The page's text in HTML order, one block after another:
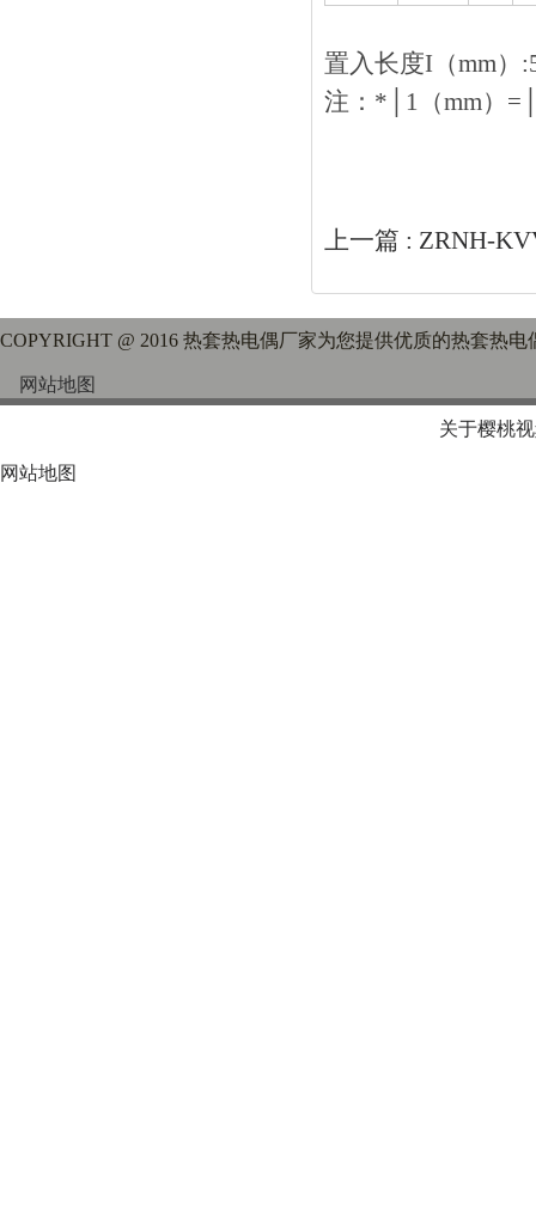
置入长度I（mm）
注：*│1（mm）
上一篇 : ZRNH-
COPYRIGHT @ 2016 热套热电偶厂家为您提供优质的热套热电偶
网站地图
关于樱桃
网站地图